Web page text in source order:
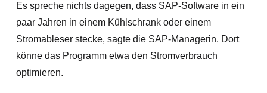
Es spreche nichts dagegen, dass SAP-Software in ein
paar Jahren in einem Kühlschrank oder einem
Stromableser stecke, sagte die SAP-Managerin. Dort
könne das Programm etwa den Stromverbrauch
optimieren.